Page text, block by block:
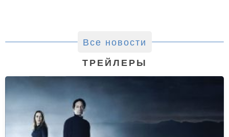
Все новости
ТРЕЙЛЕРЫ